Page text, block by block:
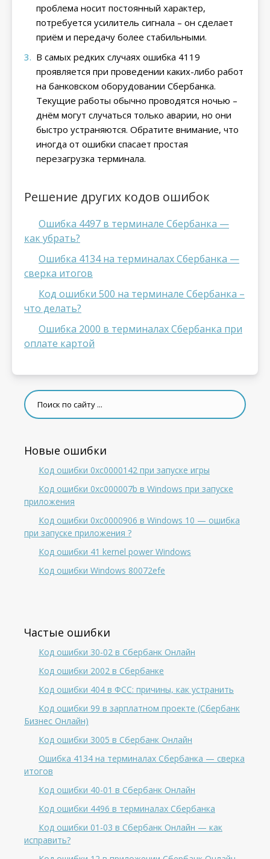
проблема носит постоянный характер,
потребуется усилитель сигнала – он сделает
приём и передачу более стабильными.
В самых редких случаях ошибка 4119
проявляется при проведении каких-либо работ
на банковском оборудовании Сбербанка.
Текущие работы обычно проводятся ночью –
днём могут случаться только аварии, но они
быстро устраняются. Обратите внимание, что
иногда от ошибки спасает простая
перезагрузка терминала.
Решение других кодов ошибок
Ошибка 4497 в терминале Сбербанка —
как убрать?
Ошибка 4134 на терминалах Сбербанка —
сверка итогов
Код ошибки 500 на терминале Сбербанка –
что делать?
Ошибка 2000 в терминалах Сбербанка при
оплате картой
Новые ошибки
Код ошибки 0xc0000142 при запуске игры
Код ошибки 0xc000007b в Windows при запуске
приложения
Код ошибки 0xc0000906 в Windows 10 — ошибка
при запуске приложения ?
Код ошибки 41 kernel power Windows
Код ошибки Windows 80072efe
Частые ошибки
Код ошибки 30-02 в Сбербанк Онлайн
Код ошибки 2002 в Сбербанке
Код ошибки 404 в ФСС: причины, как устранить
Код ошибки 99 в зарплатном проекте (Сбербанк
Бизнес Онлайн)
Код ошибки 3005 в Сбербанк Онлайн
Ошибка 4134 на терминалах Сбербанка — сверка
итогов
Код ошибки 40-01 в Сбербанк Онлайн
Код ошибки 4496 в терминалах Сбербанка
Код ошибки 01-03 в Сбербанк Онлайн — как
исправить?